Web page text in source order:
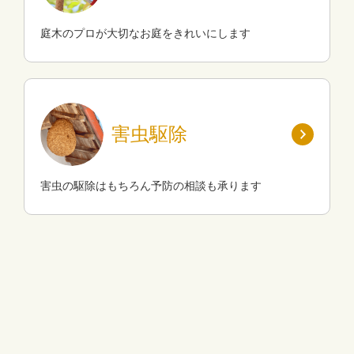
庭木のプロが大切なお庭をきれいにします
害虫駆除
害虫の駆除はもちろん予防の相談も承ります